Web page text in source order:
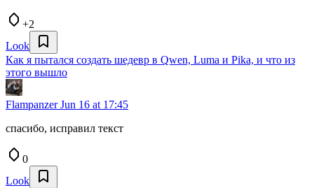
+2
Look
Как я пытался создать шедевр в Qwen, Luma и Pika, и что из
этого вышло
FlampanzerJun 16 at 17:45
спасибо, исправил текст
0
Look